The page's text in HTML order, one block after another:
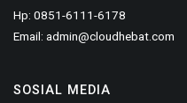
Hp: 0851-6111-6178
Email: admin@cloudhebat.com
SOSIAL MEDIA